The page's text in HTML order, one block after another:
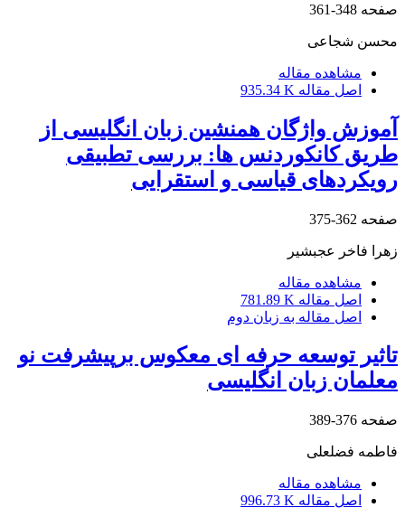
صفحه 348-361
محسن شجاعی
مشاهده مقاله
اصل مقاله 935.34 K
آموزش واژگان همنشین زبان انگلیسی از
طریق کانکوردنس ها: بررسی تطبیقی
رویکردهای قیاسی و استقرایی
صفحه 362-375
زهرا فاخر عجبشیر
مشاهده مقاله
اصل مقاله 781.89 K
اصل مقاله به زبان دوم
تاثیر توسعه حرفه ای معکوس برپیشرفت نو
معلمان زبان انگلیسی
صفحه 376-389
فاطمه فضلعلی
مشاهده مقاله
اصل مقاله 996.73 K